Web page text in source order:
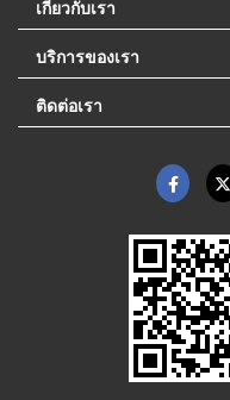
เกี่ยวกับเรา
บริการของเรา
ติดต่อเรา